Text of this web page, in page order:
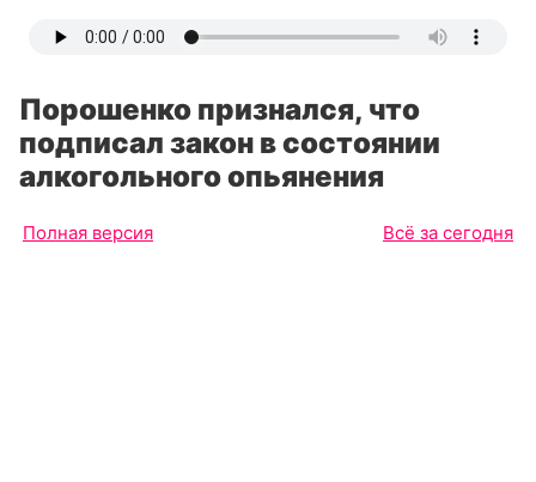
Порошенко признался, что
подписал закон в состоянии
алкогольного опьянения
Полная версия Всё за сегодня